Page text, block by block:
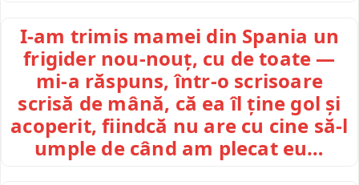
I-am trimis mamei din Spania un
frigider nou-nouț, cu de toate —
mi-a răspuns, într-o scrisoare
scrisă de mână, că ea îl ține gol și
acoperit, fiindcă nu are cu cine să-l
umple de când am plecat eu…